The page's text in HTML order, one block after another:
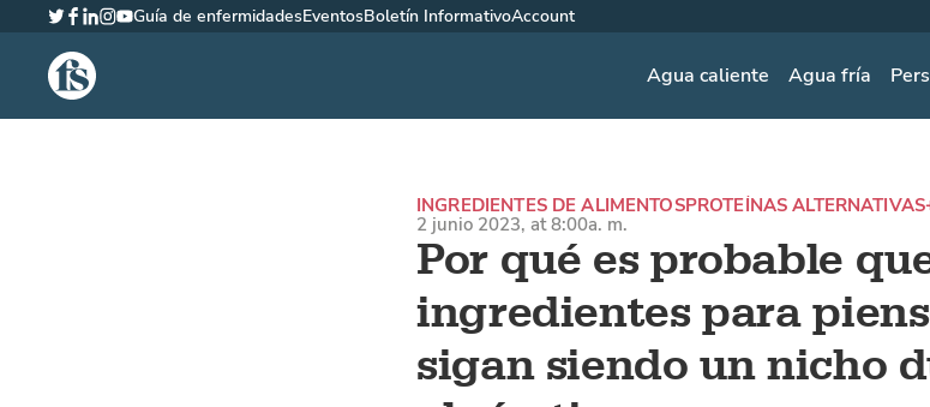
The Fish Site Española Agua caliente Agua fría
Twitter
Facebook
LinkedIn
Instagram
YouTube
Guía de enfermidadesEventosBoletín InformativoAccount
Por qué es probable
ingredientes para
sigan siendo un nicho
INGREDIENTES DE ALIMENTOSPROTEÍNAS ALTERNATIVAS
2 junio 2023, at 8:00a. m.